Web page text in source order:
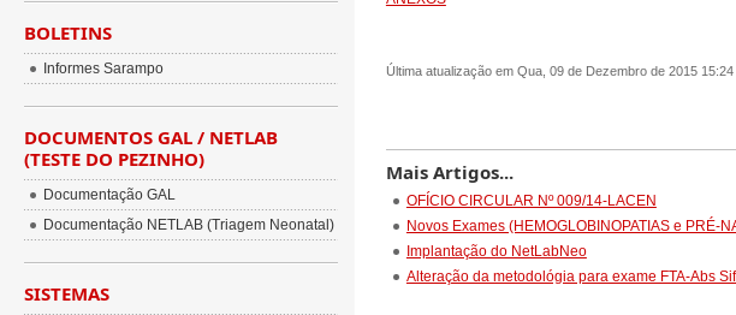
Última atualização em Qua, 09 de Dezembro de 2015 15:24
Mais Artigos...
OFÍCIO CIRCULAR Nº 009/14-LACEN
Novos Exames (HEMOGLOBINOPATIAS e PRÉ-
Implantação do NetLabNeo
Alteração da metodológia para exame FTA-Abs
BOLETINS
Informes Sarampo
DOCUMENTOS GAL / NETLAB
(TESTE DO PEZINHO)
Documentação GAL
Documentação NETLAB (Triagem Neonatal)
SISTEMAS